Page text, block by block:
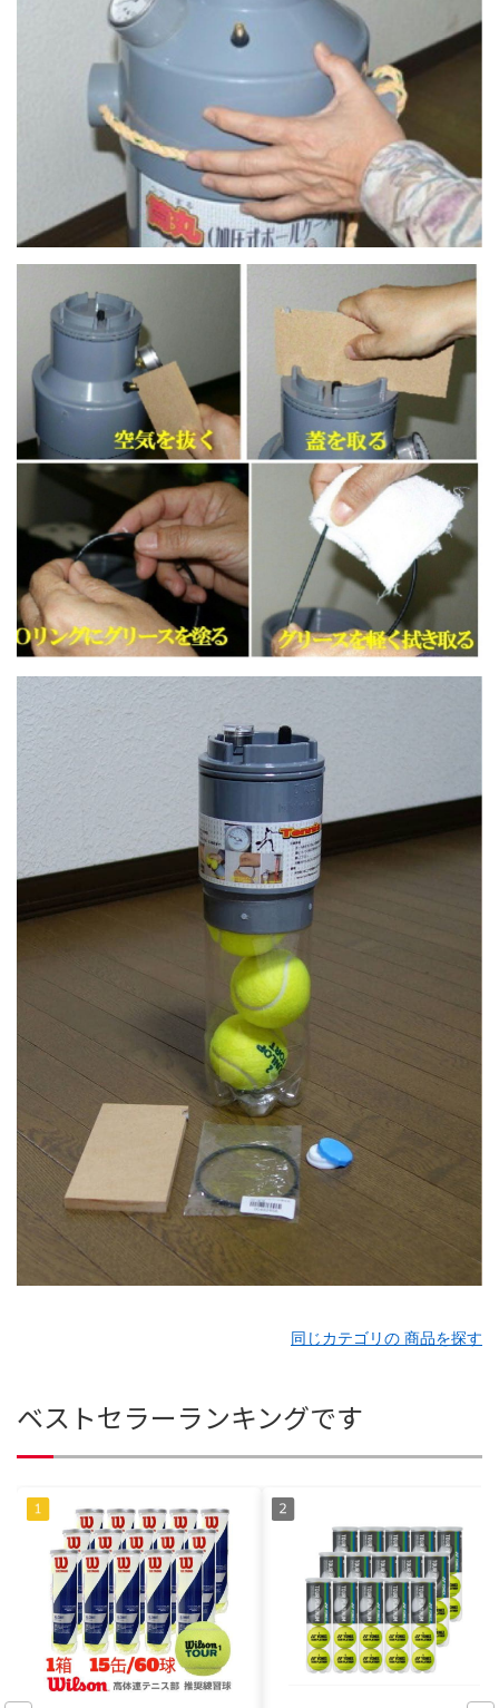
同じカテゴリの 商品を探す
ベストセラーランキングです